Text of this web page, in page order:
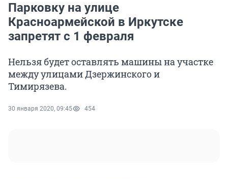
Парковку на улице
Красноармейской в Иркутске
запретят с 1 февраля
Нельзя будет оставлять машины на участке
между улицами Дзержинского и
Тимирязева.
30 января 2020, 09:45 454